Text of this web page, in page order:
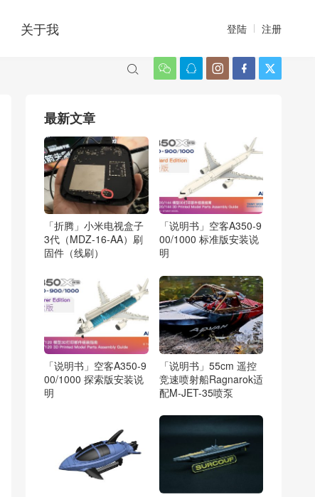
关于我 登陆 注册
    

最新文章
「折腾」小米电视盒子
3代（MDZ-16-AA）刷
固件（线刷）
「说明书」空客A350-9
00/1000 标准版安装说
明
「说明书」空客A350-9
00/1000 探索版安装说
明
「说明书」55cm 遥控
竞速喷射船Ragnarok适
配M-JET-35喷泵